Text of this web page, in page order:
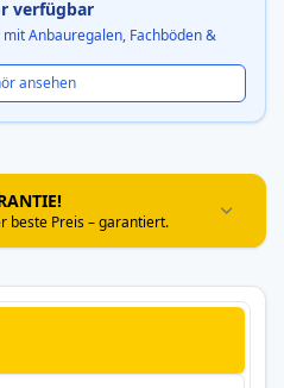
verfügbar
Anbauregalen, Fachböden &
ansehen
beste Preis – garantiert.